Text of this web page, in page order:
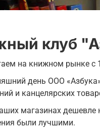
клуб
на книжном рынке с
день ООО
и канцелярских
магазинах
были лучшими.